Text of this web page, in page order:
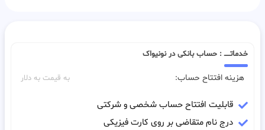
خدماتـــــ : حساب بانکی در نونیواک
هزینه افتتاح حساب: به قیمت به دلار
قابلیت افتتاح حساب شخصی و شرکتی
درج نام متقاضی بر روی کارت فیزیکی